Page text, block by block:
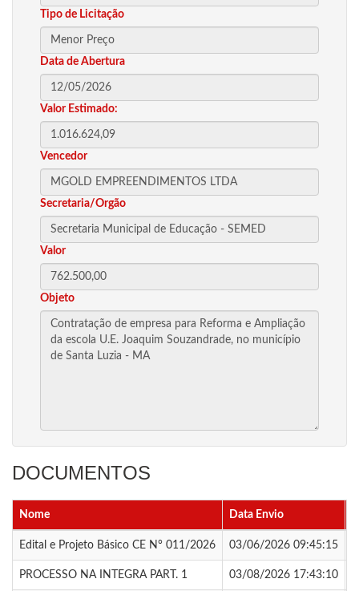
Tipo de Licitação
Data de Abertura
Valor Estimado:
Vencedor
Secretaria/Orgão
Valor
Objeto
DOCUMENTOS
Nome Data Envio
Edital e Projeto Básico CE N° 011/2026 03/06/2026 09:45:15
PROCESSO NA INTEGRA PART. 1 03/08/2026 17:43:10